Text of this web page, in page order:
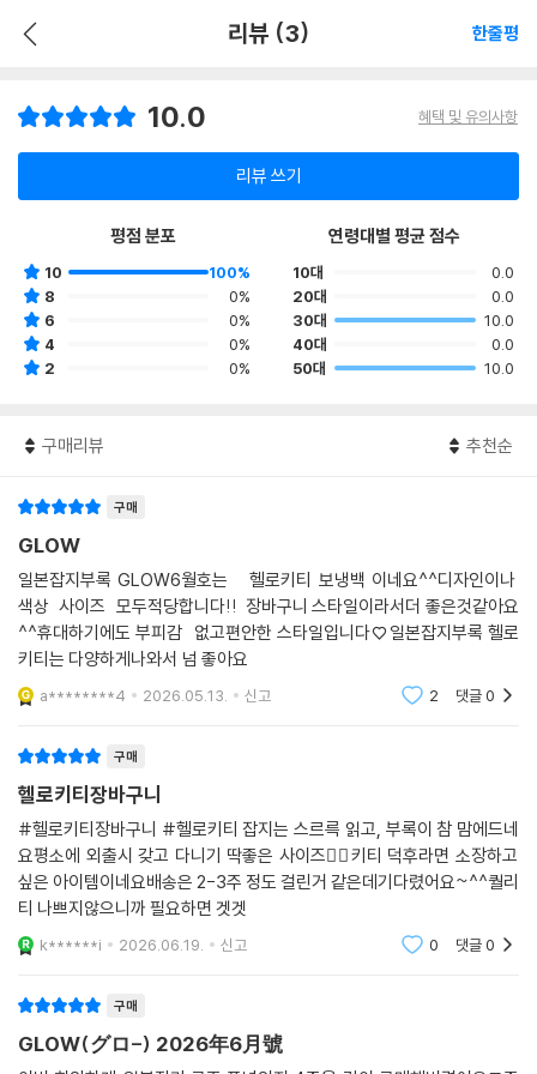
리뷰 (3) 한줄평
10.0 혜택 및 유의사항
리뷰 쓰기
평점 분포
10
100%
8
0%
6
0%
4
0%
2
0%
연령대별 평균 점수
10대
0.0
20대
0.0
30대
10.0
40대
0.0
50대
10.0
구매리뷰 추천순
구매
GLOW
일본잡지부록 GLOW6월호는 헬로키티 보냉백 이네요^^디자인이나
색상 사이즈 모두적당합니다!! 장바구니 스타일이라서더 좋은것같아요
^^휴대하기에도 부피감 없고편안한 스타일입니다♡일본잡지부록 헬로
키티는 다양하게나와서 넘 좋아요
a********4 2026.05.13. 신고 2 댓글0
구매
헬로키티장바구니
#헬로키티장바구니 #헬로키티 잡지는 스르륵 읽고, 부록이 참 맘에드네
요평소에 외출시 갖고 다니기 딱좋은 사이즈👍🏻키티 덕후라면 소장하고
싶은 아이템이네요배송은 2-3주 정도 걸린거 같은데기다렸어요~^^퀄리
티 나쁘지않으니까 필요하면 겟겟
k******i 2026.06.19. 신고 0 댓글0
구매
GLOW(グロ-) 2026年6月號